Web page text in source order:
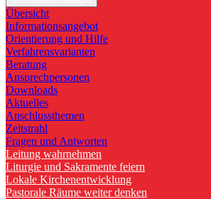
Übersicht
Informationsangebot
Orientierung und Hilfe
Verfahrensvarianten
Beratung
Ansprechpersonen
Downloads
Aktuelles
Anschlussthemen
Zeitstrahl
Fragen und Antworten
Leitung wahrnehmen
Liturgie und Sakramente feiern
Lokale Kirchenentwicklung
Pastorale Räume weiter denken